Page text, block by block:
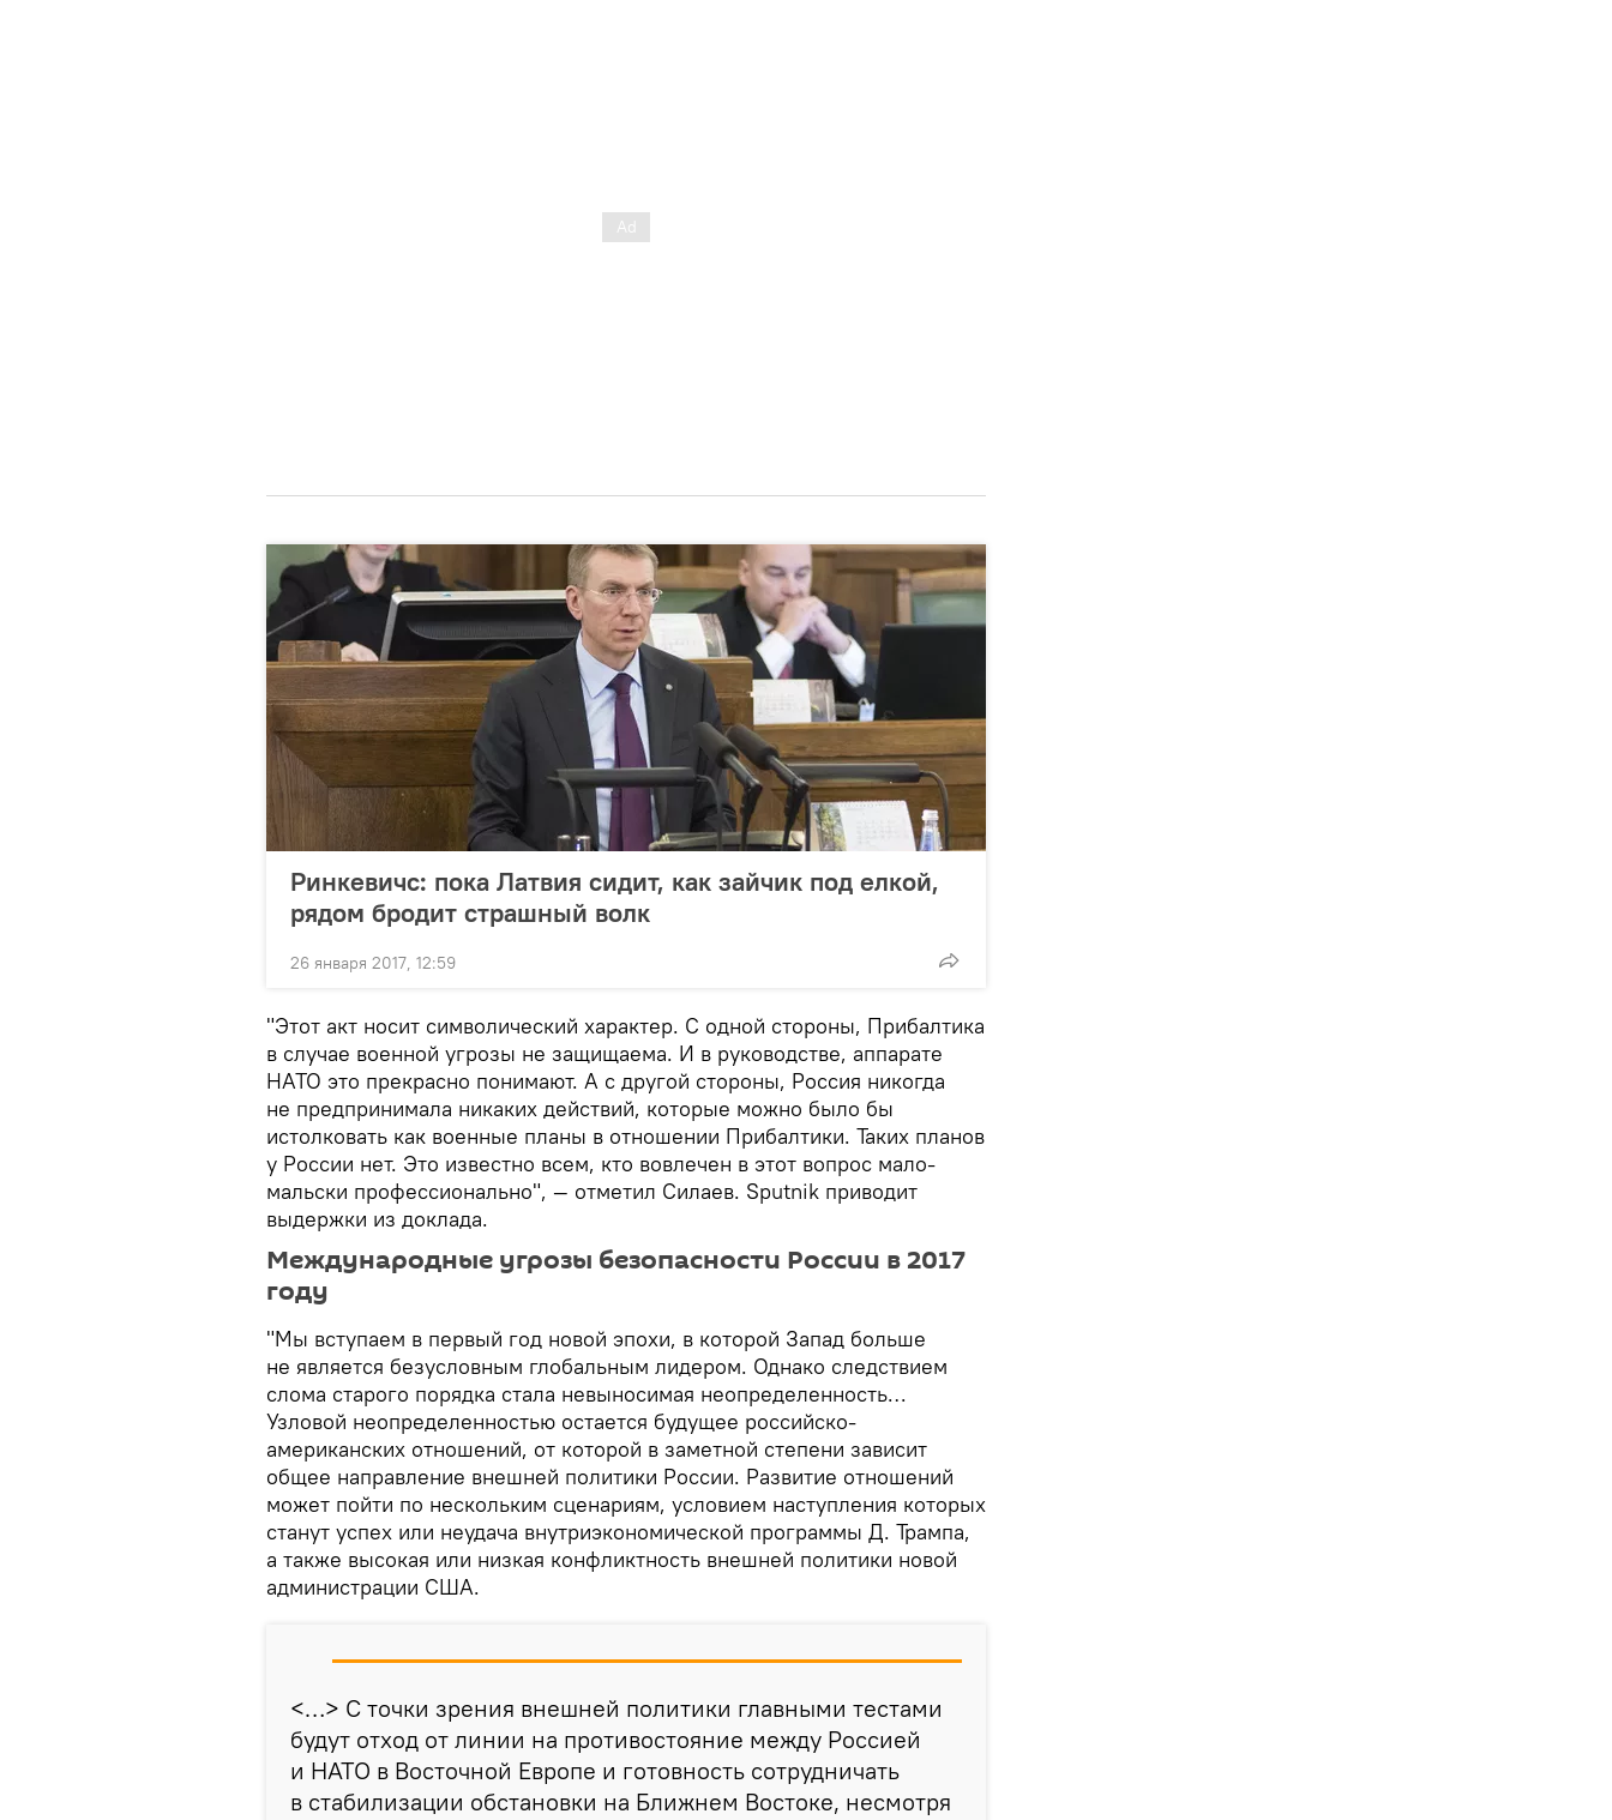
Ринкевичc: пока Латвия сидит, как зайчик под елкой,
рядом бродит страшный волк
26 января 2017, 12:59
"Этот акт носит символический характер. С одной стороны, Прибалтика
в случае военной угрозы не защищаема. И в руководстве, аппарате
НАТО это прекрасно понимают. А с другой стороны, Россия никогда
не предпринимала никаких действий, которые можно было бы
истолковать как военные планы в отношении Прибалтики. Таких планов
у России нет. Это известно всем, кто вовлечен в этот вопрос мало-
мальски профессионально", — отметил Силаев. Sputnik приводит
выдержки из доклада.
Международные угрозы безопасности России в 2017
году
"Мы вступаем в первый год новой эпохи, в которой Запад больше
не является безусловным глобальным лидером. Однако следствием
слома старого порядка стала невыносимая неопределенность…
Узловой неопределенностью остается будущее российско-
американских отношений, от которой в заметной степени зависит
общее направление внешней политики России. Развитие отношений
может пойти по нескольким сценариям, условием наступления которых
станут успех или неудача внутриэкономической программы Д. Трампа,
а также высокая или низкая конфликтность внешней политики новой
администрации США.
<…> С точки зрения внешней политики главными тестами
будут отход от линии на противостояние между Россией
и НАТО в Восточной Европе и готовность сотрудничать
в стабилизации обстановки на Ближнем Востоке, несмотря